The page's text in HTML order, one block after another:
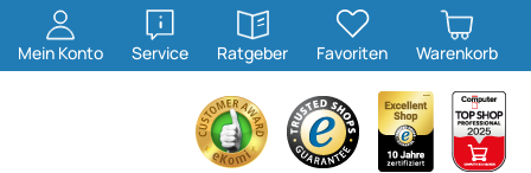
Mein Konto Service
öffnen
Ratgeber
öffnen
Favoriten Warenkorb